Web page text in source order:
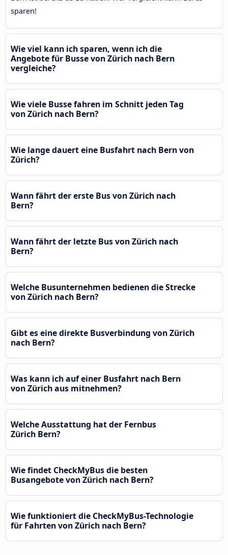
sparen!
Wie viel kann ich sparen, wenn ich die
Angebote für Busse von Zürich nach Bern
vergleiche?
Wie viele Busse fahren im Schnitt jeden Tag
von Zürich nach Bern?
Wie lange dauert eine Busfahrt nach Bern von
Zürich?
Wann fährt der erste Bus von Zürich nach
Bern?
Wann fährt der letzte Bus von Zürich nach
Bern?
Welche Busunternehmen bedienen die Strecke
von Zürich nach Bern?
Gibt es eine direkte Busverbindung von Zürich
nach Bern?
Was kann ich auf einer Busfahrt nach Bern
von Zürich aus mitnehmen?
Welche Ausstattung hat der Fernbus
Zürich Bern?
Wie findet CheckMyBus die besten
Busangebote von Zürich nach Bern?
Wie funktioniert die CheckMyBus-Technologie
für Fahrten von Zürich nach Bern?